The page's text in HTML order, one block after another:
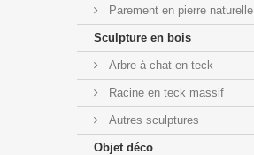
Parement en pierre naturelle
Sculpture en bois
Arbre à chat en teck
Racine en teck massif
Autres sculptures
Objet déco